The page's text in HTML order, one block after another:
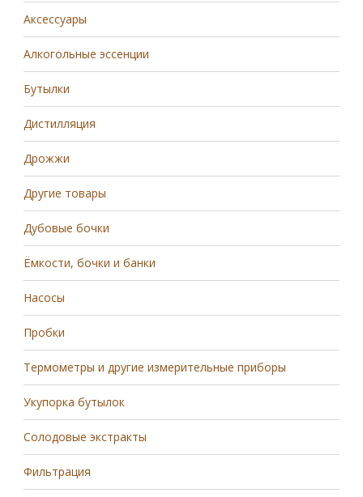
Аксессуары
Алкогольные эссенции
Бутылки
Дистилляция
Дрожжи
Другие товары
Дубовые бочки
Ёмкости, бочки и банки
Насосы
Пробки
Термометры и другие измерительные приборы
Укупорка бутылок
Солодовые экстракты
Фильтрация